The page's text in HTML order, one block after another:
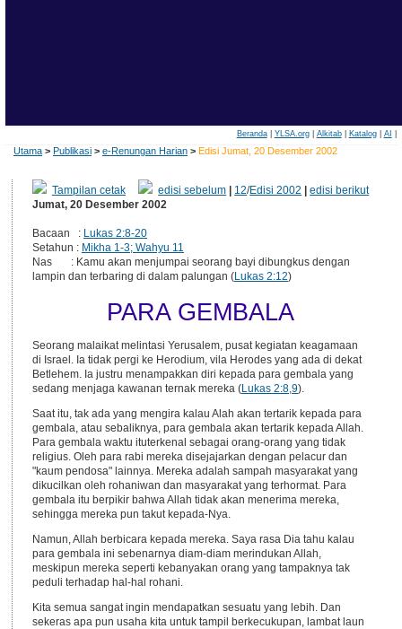
Beranda| YLSA.org| Alkitab| Katalog| AI
Utama > Publikasi > e-Renungan Harian > Edisi Jumat, 20 Desember 2002
Tampilan cetak edisi sebelum 12/Edisi 2002 |edisi berikut
Jumat, 20 Desember 2002
Bacaan : Lukas 2:8-20
Setahun : Mikha 1-3; Wahyu 11
Nas : Kamu akan menjumpai seorang bayi dibungkus dengan
lampin dan terbaring di dalam palungan (Lukas 2:12)
PARA GEMBALA
Seorang malaikat melintasi Yerusalem, pusat kegiatan keagamaan
di Israel. Ia tidak pergi ke Herodium, vila Herodes yang ada di dekat
Betlehem. Ia justru menampakkan diri kepada para gembala yang
sedang menjaga kawanan ternak mereka (Lukas 2:8,9).
Saat itu, tak ada yang mengira kalau Alah akan tertarik kepada para
gembala, atau sebaliknya, para gembala akan tertarik kepada Allah.
Para gembala waktu ituterkenal sebagai orang-orang yang tidak
religius. Oleh para rabi mereka disejajarkan dengan pelacur dan
"kaum pendosa" lainnya. Mereka adalah sampah masyarakat yang
dikucilkan oleh rohaniwan dan masyarakat yang terhormat. Para
gembala itu berpikir bahwa Allah tidak akan menerima mereka,
sehingga mereka pun takut kepada-Nya.
Namun, Allah berbicara kepada mereka. Saya rasa Dia tahu kalau
para gembala ini sebenarnya diam-diam merindukan Allah,
meskipun mereka seperti kebanyakan orang yang tampaknya tak
peduli terhadap hal-hal rohani.
Kita semua sangat ingin mendapatkan sesuatu yang lebih. Dan
sekeras apa pun usaha kita untuk tampil berkecukupan, lambat laun